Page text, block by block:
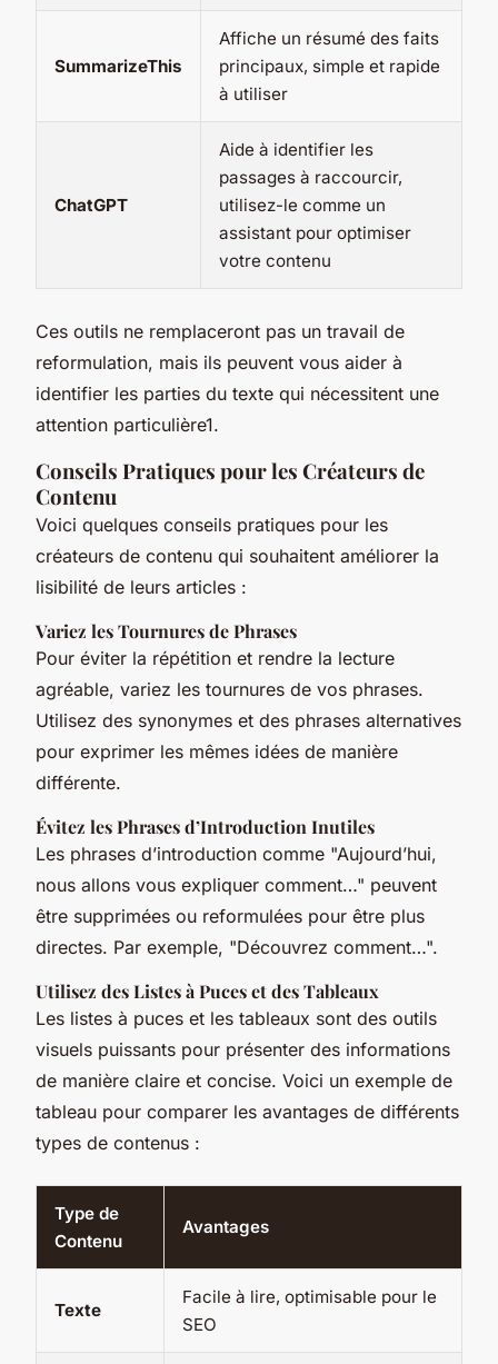
SummarizeThis
Affiche un résumé des faits
principaux, simple et rapide
à utiliser
ChatGPT
Aide à identifier les
passages à raccourcir,
utilisez-le comme un
assistant pour optimiser
votre contenu
Ces outils ne remplaceront pas un travail de
reformulation, mais ils peuvent vous aider à
identifier les parties du texte qui nécessitent une
attention particulière1.
Conseils Pratiques pour les Créateurs de
Contenu
Voici quelques conseils pratiques pour les
créateurs de contenu qui souhaitent améliorer la
lisibilité de leurs articles :
Variez les Tournures de Phrases
Pour éviter la répétition et rendre la lecture
agréable, variez les tournures de vos phrases.
Utilisez des synonymes et des phrases alternatives
pour exprimer les mêmes idées de manière
différente.
Évitez les Phrases d’Introduction Inutiles
Les phrases d’introduction comme "Aujourd’hui,
nous allons vous expliquer comment…" peuvent
être supprimées ou reformulées pour être plus
directes. Par exemple, "Découvrez comment…".
Utilisez des Listes à Puces et des Tableaux
Les listes à puces et les tableaux sont des outils
visuels puissants pour présenter des informations
de manière claire et concise. Voici un exemple de
tableau pour comparer les avantages de différents
types de contenus :
Type de
Contenu
Avantages
Texte
Facile à lire, optimisable pour le
SEO